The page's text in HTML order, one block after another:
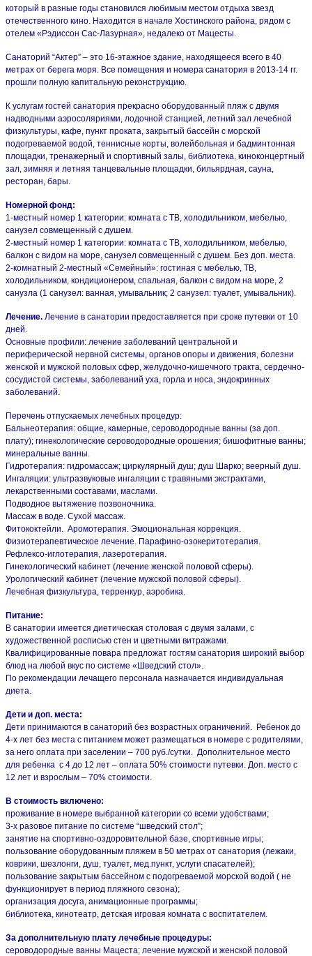
который в разные годы становился любимым местом отдыха звезд
отечественного кино. Находится в начале Хостинского района, рядом с
отелем «Рэдиссон Сас-Лазурная», недалеко от Мацесты.
Санаторий “Актер” – это 16-этажное здание, находящееся всего в 40
метрах от берега моря. Все помещения и номера санатория в 2013-14 гг.
прошли полную капитальную реконструкцию.
К услугам гостей санатория прекрасно оборудованный пляж с двумя
надводными аэросоляриями, лодочной станцией, летний зал лечебной
физкультуры, кафе, пункт проката, закрытый бассейн с морской
подогреваемой водой, теннисные корты, волейбольная и бадминтонная
площадки, тренажерный и спортивный залы, библиотека, киноконцертный
зал, зимняя и летняя танцевальные площадки, бильярдная, сауна,
ресторан, бары.
Номерной фонд:
1-местный номер 1 категории: комната с ТВ, холодильником, мебелью,
санузел совмещенный с душем.
2-местный номер 1 категории: комната с ТВ, холодильником, мебелью,
балкон с видом на море, санузел совмещенный с душем. Без доп. места.
2-комнатный 2-местный «Семейный»: гостиная с мебелью, ТВ,
холодильником, кондиционером, спальная, балкон с видом на море, 2
санузла (1 санузел: ванная, умывальник; 2 санузел: туалет, умывальник).
Лечение. Лечение в санатории предоставляется при сроке путевки от 10
дней.
Основные профили: лечение заболеваний центральной и
периферической нервной системы, органов опоры и движения, болезни
женской и мужской половых сфер, желудочно-кишечного тракта, сердечно-
сосудистой системы, заболеваний уха, горла и носа, эндокринных
заболеваний.
Перечень отпускаемых лечебных процедур:
Бальнеотерапия: общие, камерные, сероводородные ванны (за доп.
плату); гинекологические сероводородные орошения; бишофитные ванны;
минеральные ванны.
Гидротерапия: гидромассаж; циркулярный душ; душ Шарко; веерный душ.
Ингаляции: ультразвуковые ингаляции с травяными экстрактами,
лекарственными составами, маслами.
Подводное вытяжение позвоночника.
Массаж в воде. Сухой массаж.
Фитококтейли. Аромотерапия. Эмоциональная коррекция.
Физиотерапевтическое лечение. Парафино-озокеритотерапия.
Рефлексо-иглотерапия, лазеротерапия.
Гинекологический кабинет (лечение женской половой сферы).
Урологический кабинет (лечение мужской половой сферы).
Лечебная физкультура, терренкур, аэробика.
Питание:
В санатории имеется диетическая столовая с двумя залами, с
художественной росписью стен и цветными витражами.
Квалифицированные повара предложат гостям санатория широкий выбор
блюд на любой вкус по системе «Шведский стол».
По рекомендации лечащего персонала назначается индивидуальная
диета.
Дети и доп. места:
Дети принимаются в санаторий без возрастных ограничений. Ребенок до
4-х лет без места с питанием может размещаться в номере с родителями,
за него оплата при заселении – 700 руб./сутки. Дополнительное место
для ребенка с 4 до 12 лет – оплата 50% стоимости путевки. Доп. место с
12 лет и взрослым – 70% стоимости.
В стоимость включено:
проживание в номере выбранной категории со всеми удобствами;
3-х разовое питание по системе “шведский стол”;
занятие на спортивно-оздоровительной базе, спортивные игры;
пользование оборудованным пляжем в 50 метрах от санатория (лежаки,
коврики, шезлонги, душ, туалет, мед.пункт, услуги спасателей);
пользование закрытым бассейном с подогреваемой морской водой ( не
функционирует в период пляжного сезона);
организация досуга, анимационные программы;
библиотека, кинотеатр, детская игровая комната с воспитателем.
За дополнительную плату лечебные процедуры:
сероводородные ванны Мацеста; лечение мужской и женской половой